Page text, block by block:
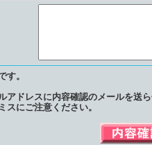
す。
アドレスに内容確認のメールを送
スにご注意ください。